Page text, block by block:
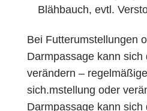
Blähbauch, evtl.
Bei Futterumstellungen
Darmpassage kann sich
verändern –
sich.mstellung oder
Darmpassage kann